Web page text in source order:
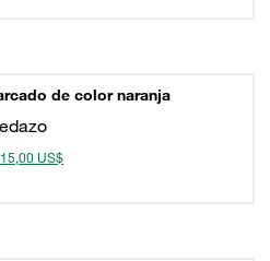
de color naranja
US$